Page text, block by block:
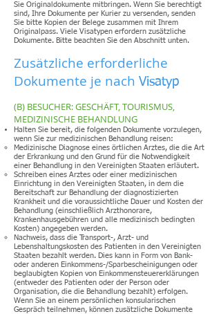
Sie Originaldokumente mitbringen. Wenn Sie berechtigt
sind, Ihre Dokumente per Kurier zu versenden, senden
Sie bitte Kopien der Belege zusammen mit Ihrem
Originalpass. Viele Visatypen erfordern zusätzliche
Dokumente. Bitte beachten Sie den Abschnitt unten.
Zusätzliche erforderliche
Dokumente je nach Visatyp
(B) BESUCHER: GESCHÄFT, TOURISMUS,
MEDIZINISCHE BEHANDLUNG
Halten Sie bereit, die folgenden Dokumente vorzulegen,
wenn Sie zur medizinischen Behandlung reisen:
Medizinische Diagnose eines örtlichen Arztes, die die Art
der Erkrankung und den Grund für die Notwendigkeit
einer Behandlung in den Vereinigten Staaten erläutert.
Schreiben eines Arztes oder einer medizinischen
Einrichtung in den Vereinigten Staaten, in dem die
Bereitschaft zur Behandlung der diagnostizierten
Krankheit und die voraussichtliche Dauer und Kosten der
Behandlung (einschließlich Arzthonorare,
Krankenhausgebühren und alle medizinisch bedingten
Kosten) angegeben werden.
Nachweis, dass die Transport-, Arzt- und
Lebenshaltungskosten des Patienten in den Vereinigten
Staaten bezahlt werden. Dies kann in Form von Bank-
oder anderen Einkommens-/Sparbescheinigungen oder
beglaubigten Kopien von Einkommensteuererklärungen
(entweder des Patienten oder der Person oder
Organisation, die die Behandlung bezahlt) erfolgen.
Wenn Sie an einem persönlichen konsularischen
Gespräch teilnehmen, können zusätzliche Dokumente